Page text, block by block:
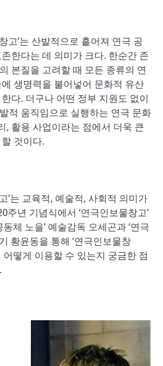
고’는 산발적으로 흩어져 연극 공
한다는 데 의미가 크다. 한순간 존
본질을 고려할 때 모든 종류의 연
생명력을 불어넣어 문화적 유산
다. 더구나 어떤 정부 지원도 없이
적 움직임으로 실행하는 연극 문화
, 활용 사업이라는 점에서 더욱 큰
것이다.
’는 교육적, 예술적, 사회적 의미가
주년 기념식에서 ‘연극인보물창고’
체 노을’ 예술감독 오세곤과 ‘연극
황윤동을 통해 ‘연극인보물창
어떻게 이용할 수 있는지 궁금한 점